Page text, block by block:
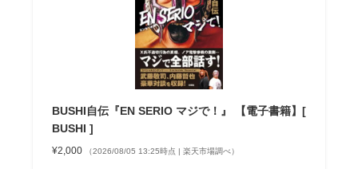
BUSHI自伝『EN SERIO マジで！』 【電子書籍】[
BUSHI ]
¥2,000 （2026/08/05 13:25時点 | 楽天市場調べ）